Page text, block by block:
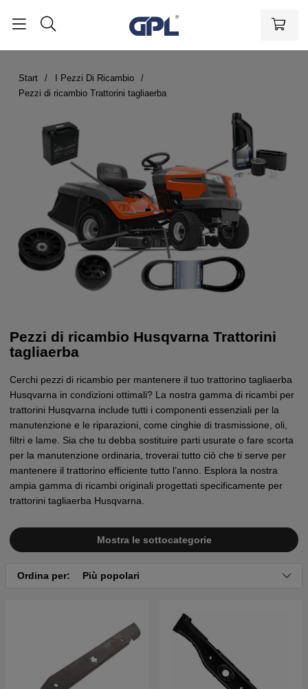
Start
I Pezzi Di Ricambio
Pezzi di ricambio Trattorini tagliaerba
Pezzi di ricambio Husqvarna Trattorini
tagliaerba
Cerchi pezzi di ricambio per mantenere il tuo trattorino tagliaerba
Husqvarna in condizioni ottimali? La nostra gamma di ricambi per
trattorini Husqvarna include tutti i componenti essenziali per la
manutenzione e le riparazioni, come cinghie di trasmissione, oli,
filtri e lame. Sia che tu debba sostituire parti usurate o fare scorta
per la manutenzione ordinaria, troverai tutto ciò che ti serve per
mantenere il trattorino efficiente tutto l’anno. Esplora la nostra
ampia gamma di ricambi originali progettati specificamente per
trattorini tagliaerba Husqvarna.
Mostra le sottocategorie
Ordina per: Più popolari